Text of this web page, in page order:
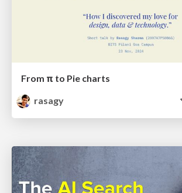
From π to Pie charts
rasagy